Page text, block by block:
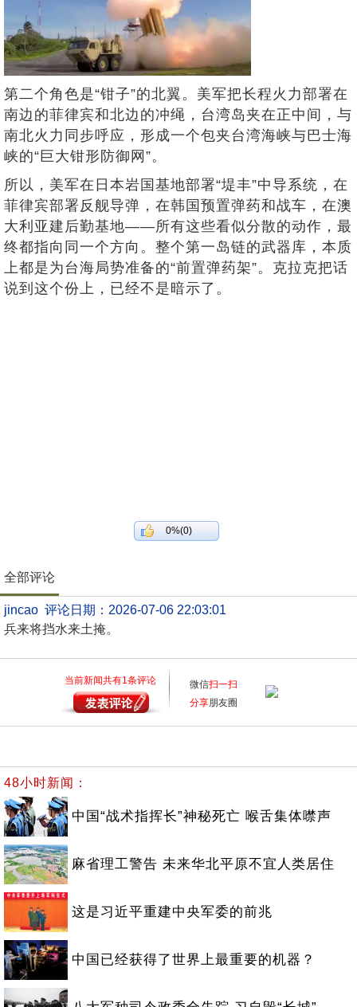
第二个角色是“钳子”的北翼。美军把长程火力部署在
南边的菲律宾和北边的冲绳，台湾岛夹在正中间，与
南北火力同步呼应，形成一个包夹台湾海峡与巴士海
峡的“巨大钳形防御网”。
所以，美军在日本岩国基地部署“堤丰”中导系统，在
菲律宾部署反舰导弹，在韩国预置弹药和战车，在澳
大利亚建后勤基地——所有这些看似分散的动作，最
终都指向同一个方向。整个第一岛链的武器库，本质
上都是为台海局势准备的“前置弹药架”。克拉克把话
说到这个份上，已经不是暗示了。
0%(0)
全部评论
jincao 评论日期：2026-07-06 22:03:01
兵来将挡水来土掩。
当前新闻共有1条评论 微信扫一扫
分享朋友圈
48小时新闻：
中国“战术指挥长”神秘死亡 喉舌集体噤声
麻省理工警告 未来华北平原不宜人类居住
这是习近平重建中央军委的前兆
中国已经获得了世界上最重要的机器？